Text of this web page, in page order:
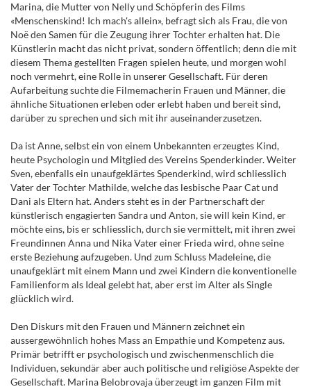
Marina, die Mutter von Nelly und Schöpferin des Films
«Menschenskind! Ich mach's allein», befragt sich als Frau, die von
Noë den Samen für die Zeugung ihrer Tochter erhalten hat. Die
Künstlerin macht das nicht privat, sondern öffentlich; denn die mit
diesem Thema gestellten Fragen spielen heute, und morgen wohl
noch vermehrt, eine Rolle in unserer Gesellschaft. Für deren
Aufarbeitung suchte die Filmemacherin Frauen und Männer, die
ähnliche Situationen erleben oder erlebt haben und bereit sind,
darüber zu sprechen und sich mit ihr auseinanderzusetzen.
Da ist Anne, selbst ein von einem Unbekannten erzeugtes Kind,
heute Psychologin und Mitglied des Vereins Spenderkinder. Weiter
Sven, ebenfalls ein unaufgeklärtes Spenderkind, wird schliesslich
Vater der Tochter Mathilde, welche das lesbische Paar Cat und
Dani als Eltern hat. Anders steht es in der Partnerschaft der
künstlerisch engagierten Sandra und Anton, sie will kein Kind, er
möchte eins, bis er schliesslich, durch sie vermittelt, mit ihren zwei
Freundinnen Anna und Nika Vater einer Frieda wird, ohne seine
erste Beziehung aufzugeben. Und zum Schluss Madeleine, die
unaufgeklärt mit einem Mann und zwei Kindern die konventionelle
Familienform als Ideal gelebt hat, aber erst im Alter als Single
glücklich wird.
Den Diskurs mit den Frauen und Männern zeichnet ein
aussergewöhnlich hohes Mass an Empathie und Kompetenz aus.
Primär betrifft er psychologisch und zwischenmenschlich die
Individuen, sekundär aber auch politische und religiöse Aspekte der
Gesellschaft. Marina Belobrovaja überzeugt im ganzen Film mit